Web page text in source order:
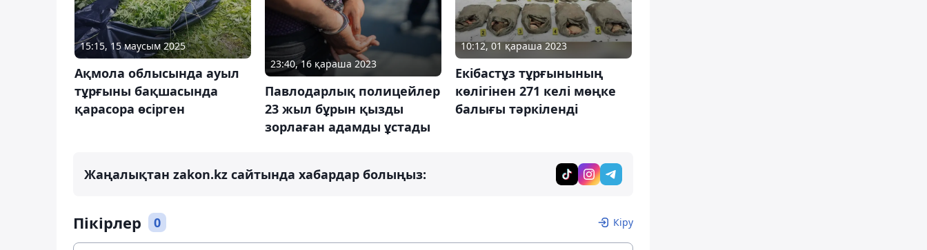
15:15, 15 маусым 2025
Ақмола облысында ауыл
тұрғыны бақшасында
қарасора өсірген
23:40, 16 қараша 2023
Павлодарлық полицейлер
23 жыл бұрын қызды
зорлаған адамды ұстады
10:12, 01 қараша 2023
Екібастұз тұрғынының
көлігінен 271 келі мөңке
балығы тәркіленді
Жаңалықтан zakon.kz сайтында хабардар болыңыз:
Пікірлер 0 Кіру